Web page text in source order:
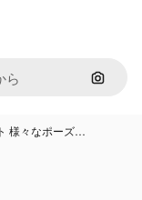
画像で
様々なポーズ…